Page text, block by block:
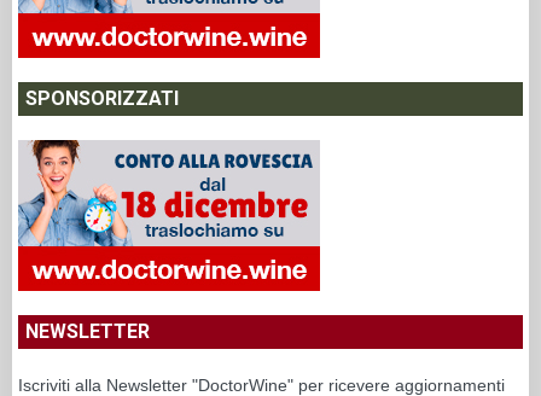
SPONSORIZZATI
NEWSLETTER
Iscriviti alla Newsletter "DoctorWine" per ricevere aggiornamenti